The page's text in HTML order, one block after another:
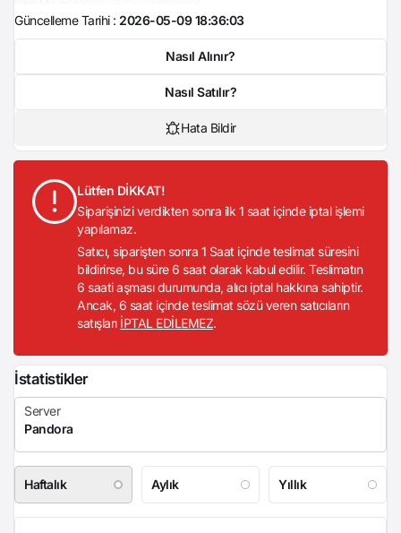
Güncelleme Tarihi : 2026-05-09 18:36:03
Nasıl Alınır?
Nasıl Satılır?
Hata Bildir
Lütfen DİKKAT!
Siparişinizi verdikten sonra ilk 1 saat içinde iptal işlemi
yapılamaz.
Satıcı, siparişten sonra 1 Saat içinde teslimat süresini
bildirirse, bu süre 6 saat olarak kabul edilir. Teslimatın
6 saati aşması durumunda, alıcı iptal hakkına sahiptir.
Ancak, 6 saat içinde teslimat sözü veren satıcıların
satışları İPTAL EDİLEMEZ.
İstatistikler
Haftalık Aylık Yıllık